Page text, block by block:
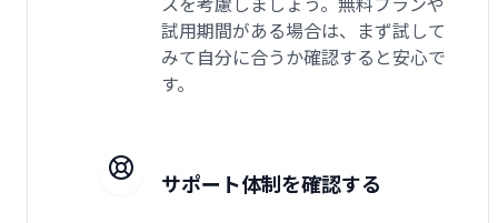
試用期間がある場合は、まず試して
みて自分に合うか確認すると安心で
す。
サポート体制を確認する